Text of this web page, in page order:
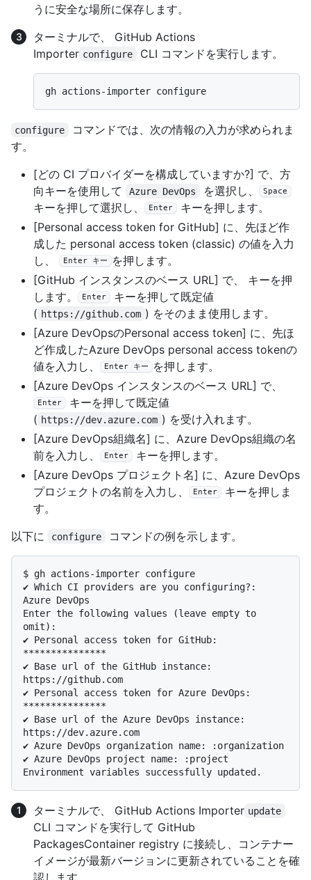
うに安全な場所に保存します。
ターミナルで、 GitHub Actions
Importer configure CLI コマンドを実行します。
configure
コマンドでは、次の情報の入力が求められま
す。
[どの CI プロバイダーを構成していますか?] で、方
向キーを使用して
Azure DevOps を選択し、 Space
キーを押して選択し、 Enter
キーを押します。
[Personal access token for GitHub] に、先ほど作
成した personal access token (classic) の値を入力
し、
Enter キー
を押します。
[GitHub インスタンスのベース URL] で、 キーを押
します。
Enter
キーを押して既定値
( https://github.com ) をそのまま使用します。
[Azure DevOpsのPersonal access token] に、先ほ
ど作成したAzure DevOps personal access tokenの
値を入力し、
Enter キー
を押します。
[Azure DevOps インスタンスのベース URL] で、
Enter
キーを押して既定値
( https://dev.azure.com ) を受け入れます。
[Azure DevOps組織名] に、Azure DevOps組織の名
前を入力し、
Enter
キーを押します。
[Azure DevOps プロジェクト名] に、Azure DevOps
プロジェクトの名前を入力し、
Enter
キーを押しま
す。
以下に
configure コマンドの例を示します。
$ gh actions-importer configure
✔ Which CI providers are you configuring?:
Azure DevOps
Enter the following values (leave empty to
omit):
✔ Personal access token for GitHub:
***************
✔ Base url of the GitHub instance:
https://github.com
✔ Personal access token for Azure DevOps:
***************
✔ Base url of the Azure DevOps instance:
https://dev.azure.com
✔ Azure DevOps organization name: :organization
✔ Azure DevOps project name: :project
ターミナルで、 GitHub Actions Importer update
CLI コマンドを実行して GitHub
PackagesContainer registry に接続し、コンテナー
イメージが最新バージョンに更新されていることを確
認します。